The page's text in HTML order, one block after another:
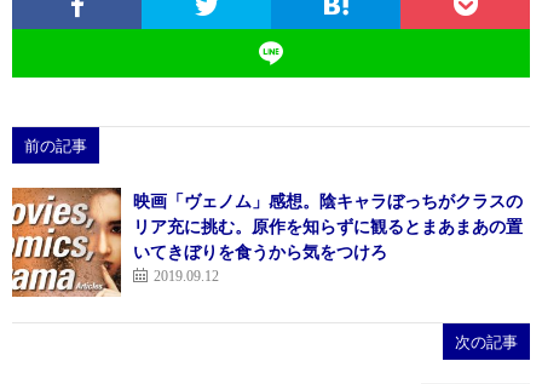
前の記事
映画「ヴェノム」感想。陰キャラぼっちがクラスの
リア充に挑む。原作を知らずに観るとまあまあの置
いてきぼりを食うから気をつけろ
2019.09.12
次の記事